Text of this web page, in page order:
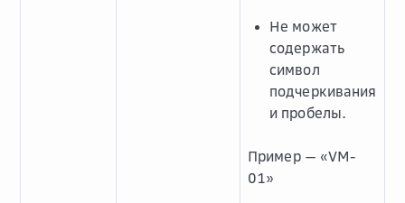
Не может
содержать
символ
подчеркивания
и пробелы.
Пример — «VM-
01»